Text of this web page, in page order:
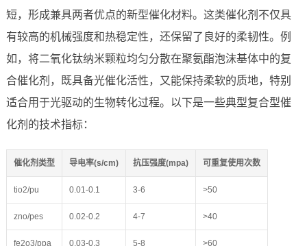
短，形成兼具两者优点的新型催化材料。这类催化剂不仅具
有较高的机械强度和热稳定性，还保留了良好的柔韧性。例
如，将二氧化钛纳米颗粒均匀分散在聚氨酯泡沫基体中的复
合催化剂，既具备光催化活性，又能保持柔软的质地，特别
适合用于光驱动的生物转化过程。以下是一些典型复合型催
化剂的技术指标：
催化剂类型 导电率(s/cm) 抗压强度(mpa) 可重复使用次数
tio2/pu 0.01-0.1 3-6 >50
zno/pes 0.02-0.2 4-7 >40
fe2o3/ppa 0.03-0.3 5-8 >60